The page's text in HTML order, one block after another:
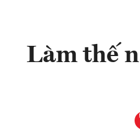
Làm thế